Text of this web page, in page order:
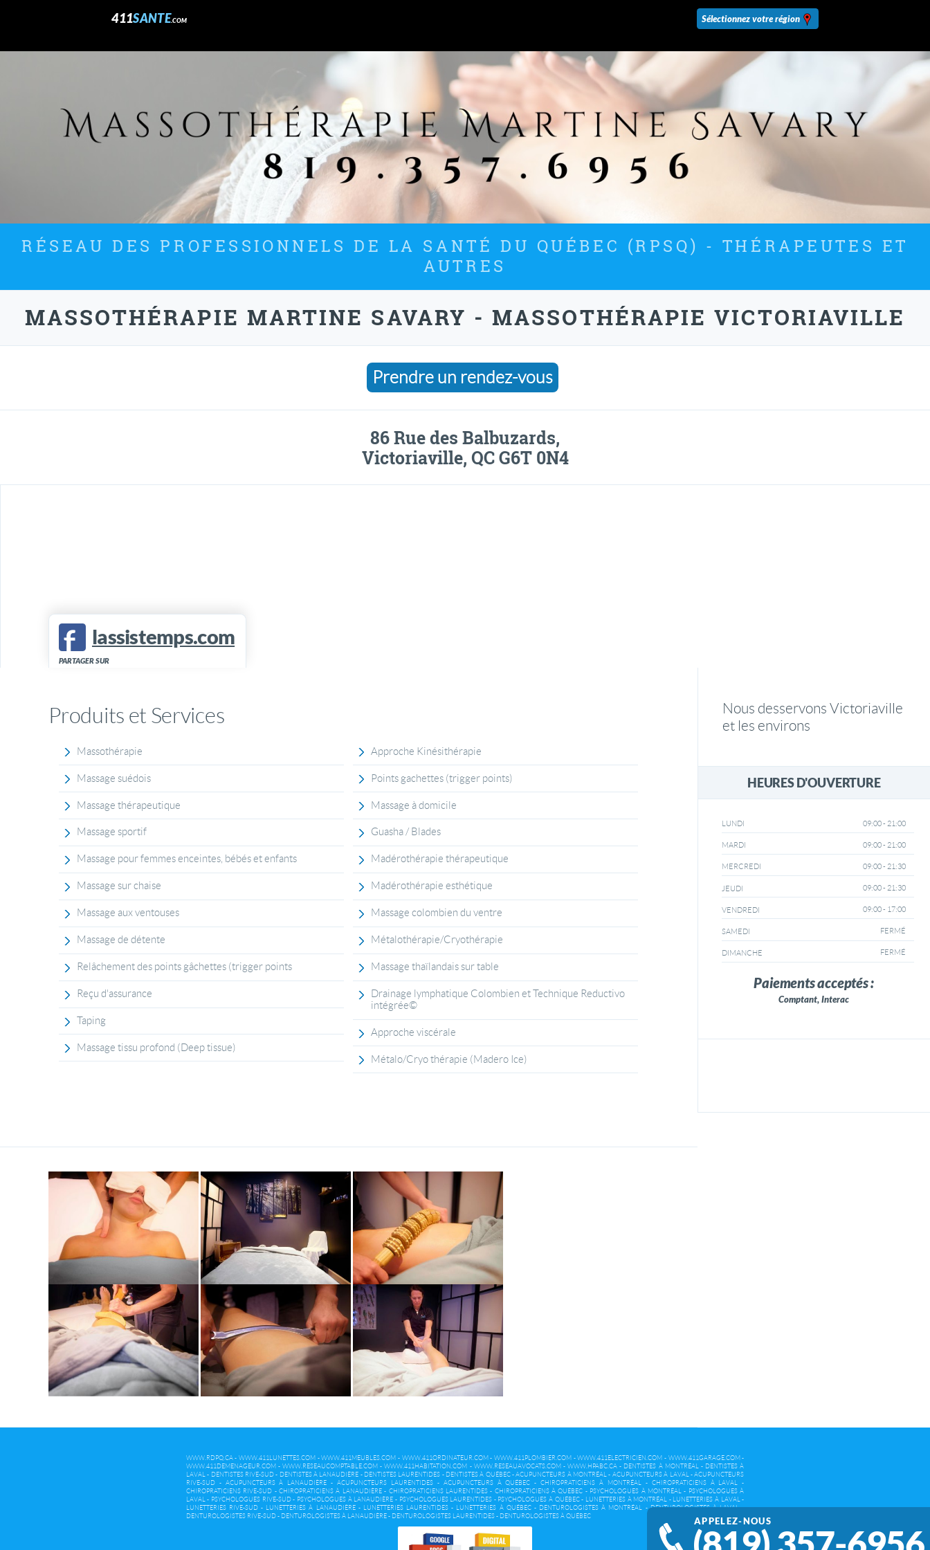
APPELEZ-NOUS
411SANTE.COM
RÉSEAU DES PROFESSIONNELS DE LA SANTÉ DU QUÉBEC (RPSQ) - THÉRAPEUTES ET
AUTRES
MASSOTHÉRAPIE MARTINE SAVARY - MASSOTHÉRAPIE VICTORIAVILLE
Prendre un rendez-vous
86 Rue des Balbuzards,
Victoriaville, QC G6T 0N4
lassistemps.com
PARTAGER SUR
Produits et Services
Massothérapie
Massage suédois
Massage thérapeutique
Massage sportif
Massage pour femmes enceintes, bébés et enfants
Massage sur chaise
Massage aux ventouses
Massage de détente
Relâchement des points gâchettes (trigger points
Reçu d'assurance
Taping
Massage tissu profond (Deep tissue)
Approche Kinésithérapie
Points gachettes (trigger points)
Massage à domicile
Guasha / Blades
Madérothérapie thérapeutique
Madérothérapie esthétique
Massage colombien du ventre
Métalothérapie/Cryothérapie
Massage thaïlandais sur table
Drainage lymphatique Colombien et Technique Reductivo
intégrée©
Approche viscérale
Métalo/Cryo thérapie (Madero Ice)
Nous desservons Victoriaville
et les environs
HEURES D'OUVERTURE
LUNDI 09:00 - 21:00
MARDI 09:00 - 21:00
MERCREDI 09:00 - 21:30
JEUDI 09:00 - 21:30
VENDREDI 09:00 - 17:00
SAMEDI FERMÉ
DIMANCHE FERMÉ
Paiements acceptés :
Comptant, Interac
WWW.RDPQ.CA-WWW.411LUNETTES.COM -WWW.411MEUBLES.COM - WWW.411ORDINATEUR.COM - WWW.411PLOMBIER.COM -WWW.411ELECTRICIEN.COM - WWW.411GARAGE.COM -
WWW.411DEMENAGEUR.COM -WWW.RESEAUCOMPTABLE.COM -WWW.411HABITATION.COM - WWW.RESEAUAVOCATS.COM -WWW.HPABC.CA - DENTISTES À MONTRÉAL - DENTISTES À
LAVAL
- DENTISTES RIVE-SUD- DENTISTES À LANAUDIÈRE - DENTISTES LAURENTIDES - DENTISTES À QUÉBEC-ACUPUNCTEURS À MONTRÉAL - ACUPUNCTEURS À LAVAL -ACUPUNCTEURS
RIVE-SUD- ACUPUNCTEURS À LANAUDIÈRE -ACUPUNCTEURS LAURENTIDES- ACUPUNCTEURS À QUÉBEC -CHIROPRATICIENS À MONTRÉAL - CHIROPRATICIENS À LAVAL
-
CHIROPRATICIENS RIVE-SUD - CHIROPRATICIENS À LANAUDIÈRE- CHIROPRATICIENS LAURENTIDES- CHIROPRATICIENS À QUÉBEC - PSYCHOLOGUES À MONTRÉAL - PSYCHOLOGUES À
LAVAL
- PSYCHOLOGUES RIVE-SUD- PSYCHOLOGUES À LANAUDIÈRE - PSYCHOLOGUES LAURENTIDES - PSYCHOLOGUES À QUÉBEC- LUNETTERIES À MONTRÉAL - LUNETTERIES À LAVAL
-
LUNETTERIES RIVE-SUD- LUNETTERIES À LANAUDIÈRE- LUNETTERIES LAURENTIDES - LUNETTERIES À QUÉBEC- DENTUROLOGISTES À MONTRÉAL -DENTUROLOGISTES À LAVAL-
DENTUROLOGISTES RIVE-SUD- DENTUROLOGISTES À LANAUDIÈRE- DENTUROLOGISTES LAURENTIDES- DENTUROLOGISTES À QUÉBEC